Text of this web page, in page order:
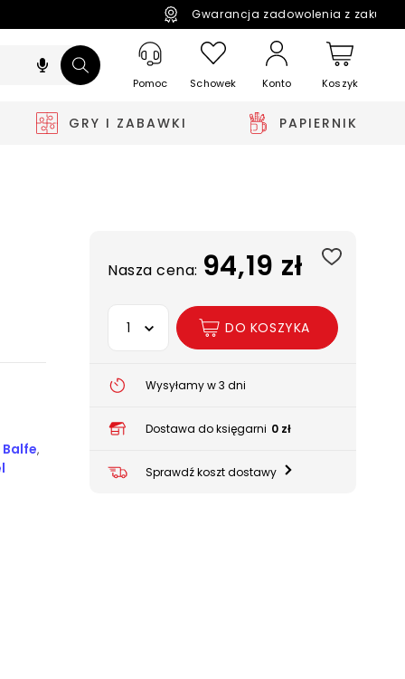
Gwarancja zadowolenia z
Pomoc Schowek Konto Koszyk
GRY I ZABAWKI PAPIERNIK
,
Nasza cena: 94,19 zł
Wybierz opcję
DO KOSZYKA
Wysyłamy w 3 dni
Dostawa do księgarni 0 zł
Sprawdź koszt dostawy